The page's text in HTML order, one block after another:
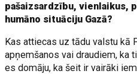
pašaizsardzību, vienlaikus,
humāno situāciju Gazā?
Kas attiecas uz tādu valstu kā
apņemšanos vai draudiem, ka
es domāju, ka šeit ir vairāki